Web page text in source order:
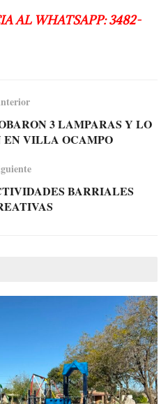
AL WHATSAPP: 3482-
3 LAMPARAS Y LO
EN VILLA OCAMPO
BARRIALES